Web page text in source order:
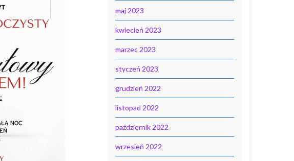
maj 2023
kwiecień 2023
marzec 2023
styczeń 2023
grudzień 2022
listopad 2022
październik 2022
wrzesień 2022